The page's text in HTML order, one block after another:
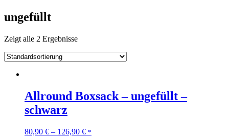
ungefüllt
Zeigt alle 2 Ergebnisse
Allround Boxsack – ungefüllt –
schwarz
80,90 € – 126,90 € *